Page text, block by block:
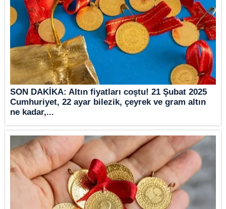
SON DAKİKA: Altın fiyatları coştu! 21 Şubat 2025
Cumhuriyet, 22 ayar bilezik, çeyrek ve gram altın
ne kadar,...